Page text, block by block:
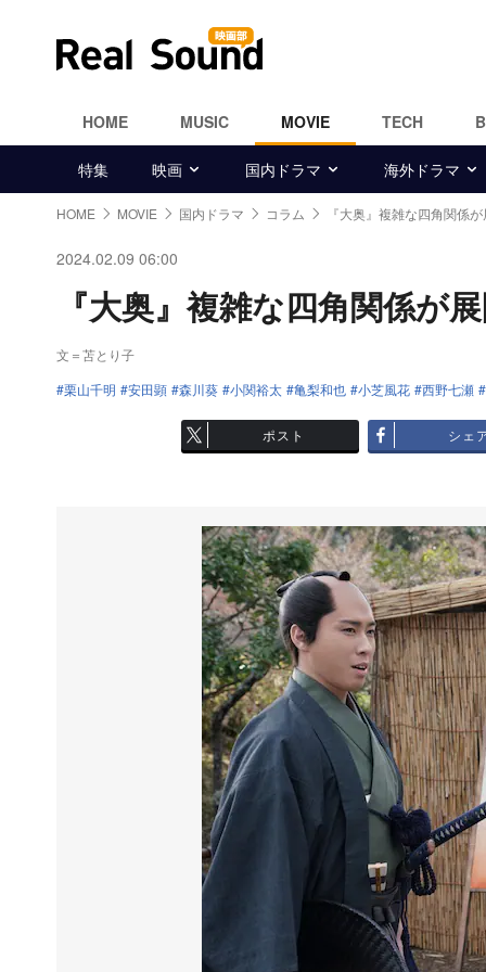
HOME MUSIC MOVIE TECH
特集 映画 国内ドラマ 海外ドラマ
HOME MOVIE 国内ドラマ コラム 『大奥』複雑な四角関係
2024.02.09 06:00
『大奥』複雑な四角関係
文＝苫とり子
栗山千明
安田顕 森川葵 小関裕太 亀梨和也 小芝風花 西野七瀬
ポスト シェ